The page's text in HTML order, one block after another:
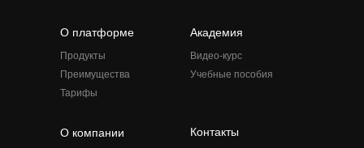
О платформе
Продукты
Преимущества
Тарифы
Академия
Видео-курс
Учебные пособия
О компании Контакты